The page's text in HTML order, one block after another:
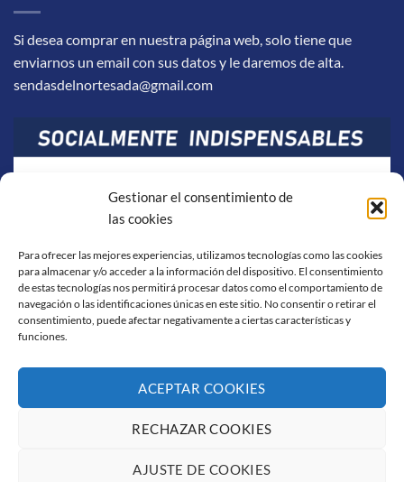
Gestionar el consentimiento de
las cookies
Para ofrecer las mejores experiencias, utilizamos tecnologías como las cookies
para almacenar y/o acceder a la información del dispositivo. El consentimiento
de estas tecnologías nos permitirá procesar datos como el comportamiento de
navegación o las identificaciones únicas en este sitio. No consentir o retirar el
consentimiento, puede afectar negativamente a ciertas características y
funciones.
ACEPTAR COOKIES
RECHAZAR COOKIES
AJUSTE DE COOKIES
Si desea comprar en nuestra página web, solo tiene que
enviarnos un email con sus datos y le daremos de alta.
sendasdelnortesada@gmail.com
Visa PayPal Stripe MasterCard
POLÍTICA DE COOKIES CONDICIONES DE COMPRA